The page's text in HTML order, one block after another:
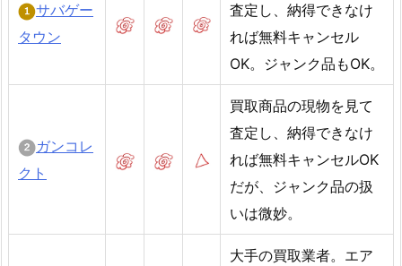
サバゲー
タウン
査定し、納得できなけ
れば無料キャンセル
OK。ジャンク品もOK。
ガンコレ
クト
買取商品の現物を見て
査定し、納得できなけ
れば無料キャンセルOK
だが、ジャンク品の扱
いは微妙。
大手の買取業者。エア